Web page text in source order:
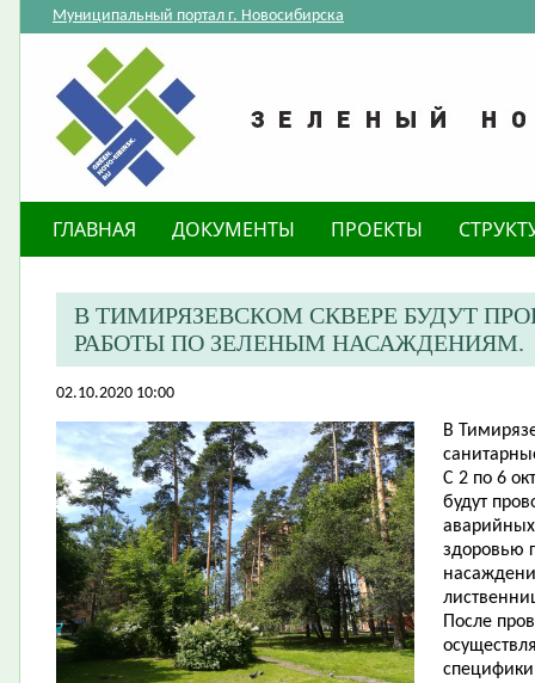
Муниципальный портал г. Новосибирска
ГЛАВНАЯ ДОКУМЕНТЫ ПРОЕКТЫ
​В ТИМИРЯЗЕВСКОМ СКВЕРЕ БУДУТ
РАБОТЫ ПО ЗЕЛЕНЫМ НАСАЖДЕНИЯМ.
02.10.2020 10:00
В
С 2 по 6
будут
здоровью
После